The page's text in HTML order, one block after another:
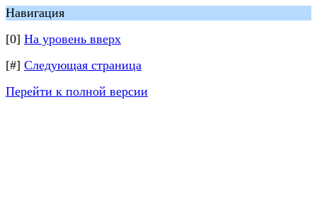
Навигация
[0] На уровень вверх
[#] Следующая страница
Перейти к полной версии